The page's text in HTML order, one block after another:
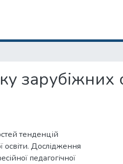
зарубіжних
тенденцій
освіти. Дослідження
педагогічної